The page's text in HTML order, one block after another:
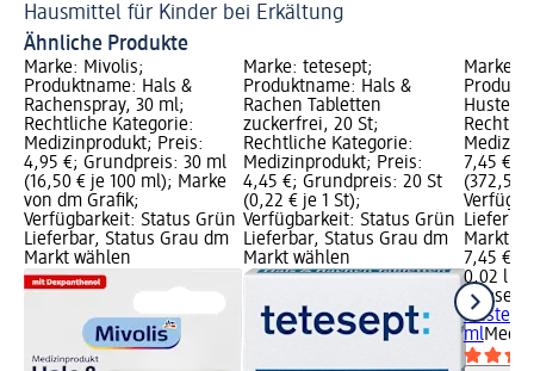
Hausmittel für Kinder bei Erkältung
Ähnliche Produkte
Marke: Mivolis;
Produktname: Hals &
Rachenspray, 30 ml;
Rechtliche Kategorie:
Medizinprodukt; Preis:
4,95 €; Grundpreis: 30 ml
(16,50 € je 100 ml); Marke
von dm Grafik;
Verfügbarkeit: Status Grün
Lieferbar, Status Grau dm
Markt wählen
Marke: tetesept;
Produktname: Hals &
Rachen Tabletten
zuckerfrei, 20 St;
Rechtliche Kategorie:
Medizinprodukt; Preis:
4,45 €; Grundpreis: 20 St
(0,22 € je 1 St);
Verfügbarkeit: Status Grün
Lieferbar, Status Grau dm
Markt wählen
Marke:
7,45 €;
(372,50
Markt
7,45 €
0,02 l
tetesept
ml